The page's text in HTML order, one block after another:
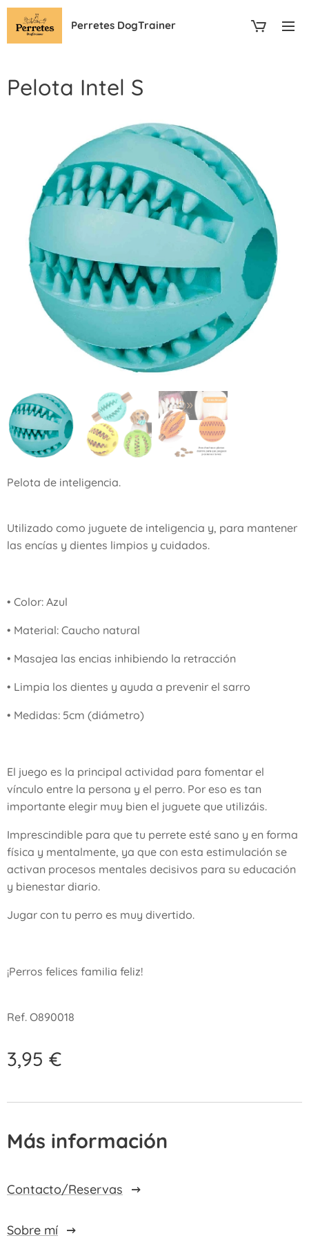
Perretes DogTrainer
Pelota Intel S
Pelota de inteligencia.
Utilizado como juguete de inteligencia y, para mantener
las encías y dientes limpios y cuidados.
• Color: Azul
• Material: Caucho natural
• Masajea las encias inhibiendo la retracción
• Limpia los dientes y ayuda a prevenir el sarro
• Medidas: 5cm (diámetro)
El juego es la principal actividad para fomentar el
vínculo entre la persona y el perro. Por eso es tan
importante elegir muy bien el juguete que utilizáis.
Imprescindible para que tu perrete esté sano y en forma
física y mentalmente, ya que con esta estimulación se
activan procesos mentales decisivos para su educación
y bienestar diario.
Jugar con tu perro es muy divertido.
¡Perros felices familia feliz!
Ref. O890018
3,95 €
Más información
Contacto/Reservas
Sobre mí